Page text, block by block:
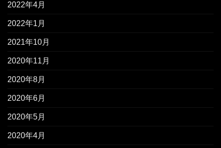
2022年4月
2022年1月
2021年10月
2020年11月
2020年8月
2020年6月
2020年5月
2020年4月